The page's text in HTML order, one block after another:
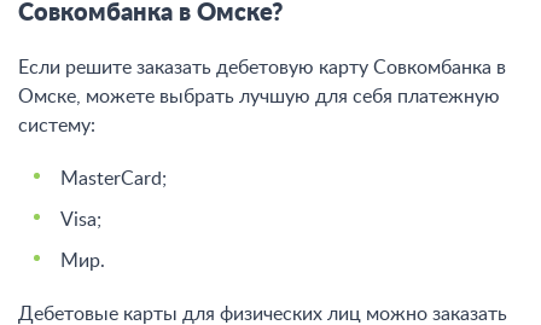
Совкомбанка в Омске?
Если решите заказать дебетовую карту Совкомбанка в
Омске, можете выбрать лучшую для себя платежную
систему:
MasterCard;
Visa;
Мир.
Дебетовые карты для физических лиц можно заказать